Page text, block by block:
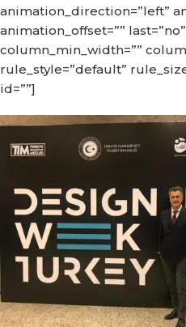
animation_direction=”left”
animation_offset=””
column_min_width=””
rule_style=”default”
id=””]